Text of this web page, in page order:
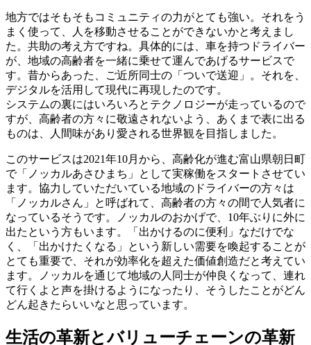
地方ではそもそもコミュニティの力がとても強い。それをう
まく使って、人を移動させることができないかと考えまし
た。共助の考え方ですね。具体的には、車を持つドライバー
が、地域の高齢者を一緒に乗せて運んであげるサービスで
す。昔からあった、ご近所同士の「ついで送迎」。それを、
デジタルを活用して現代に再現したのです。
システムの裏にはいろいろとテクノロジーが走っているので
すが、高齢者の方々に敬遠されないよう、あくまで表に出る
ものは、人間味があり愛される世界観を目指しました。
このサービスは2021年10月から、高齢化が進む富山県朝日町
で「ノッカルあさひまち」として実稼働をスタートさせてい
ます。協力していただいている地域のドライバーの方々は
「ノッカルさん」と呼ばれて、高齢者の方々の間で人気者に
なっているそうです。ノッカルのおかげで、10年ぶりに外に
出たという方もいます。「出かけるのに便利」なだけでな
く、「出かけたくなる」という新しい需要を喚起することが
とても重要で、それが効率化を超えた価値創造だと考えてい
ます。ノッカルを通じて地域の人同士が仲良くなって、連れ
て行くよと声を掛けるようになったり、そうしたことがどん
どん起きたらいいなと思っています。
生活の革新とバリューチェーンの革新